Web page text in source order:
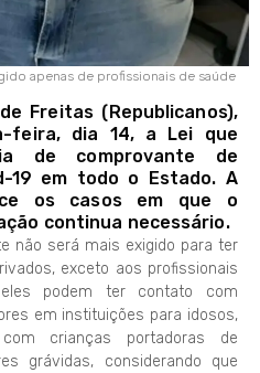
apenas de profissionais de saúde
Freitas (Republicanos),
feira, dia 14, a Lei que
de comprovante de
19 em todo o Estado. A
os casos em que o
continua necessário.
não será mais exigido para ter
exceto aos profissionais
podem ter contato com
em instituições para idosos,
crianças portadoras de
grávidas, considerando que